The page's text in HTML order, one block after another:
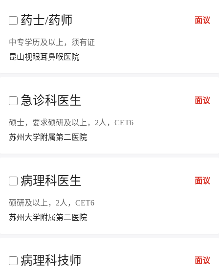
药士/药师 面议
中专学历及以上，须有证
昆山视眼耳鼻喉医院
急诊科医生 面议
硕士，要求硕研及以上，2人，CET6
苏州大学附属第二医院
病理科医生 面议
硕研及以上，2人，CET6
苏州大学附属第二医院
病理科技师 面议